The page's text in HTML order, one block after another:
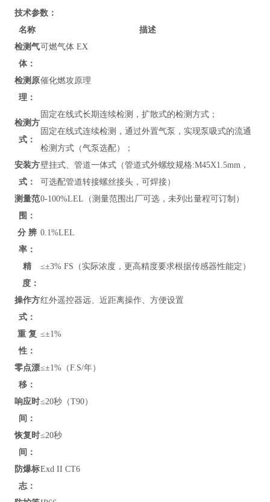
技术参数：
名称
描述
检测气
体：
可燃气体 EX
检测原
理：
催化燃攻原理
检测方
式：
固定在线式长期连续检测，扩散式的检测方式；
固定在线式连续检测，通过外置气泵，实现泵吸式的流通
检测方式（气泵选配）；
安装方
式：
壁挂式、管道一体式（管道式外螺纹规格:M45X1.5mm，
可选配管道转接螺丝接头，可焊接）
测量范
围：
0-100%LEL（测量范围出厂可选，未列出量程可订制）
分 辨
率：
0.1%LEL
精
度：
≤±3% FS（实际浓度，更高精度要求根据传感器性能定）
操作方
式：
红外遥控器远、近距离操作、方便设置
重 复
性：
≤±1%
零点漂
移：
≤±1%（F.S/年）
响应时
间：
≤20秒（T90）
恢复时
间：
≤20秒
防爆标
志：
Exd II CT6